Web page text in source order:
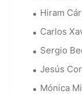
Hiram
Carlos
Sergio
Jesús
Mónica